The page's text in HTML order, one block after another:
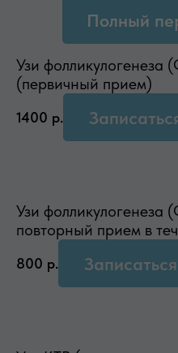
Полный
Узи фолликулогенеза
(первичный прием)
1400 р.
Узи фолликулогенеза
повторный прием в
800 р. Записаться